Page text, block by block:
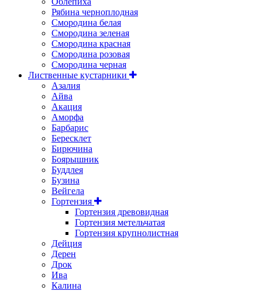
Рябина черноплодная
Смородина белая
Смородина зеленая
Смородина красная
Смородина розовая
Смородина черная
Лиственные кустарники
Азалия
Айва
Акация
Аморфа
Барбарис
Бересклет
Бирючина
Боярышник
Буддлея
Бузина
Вейгела
Гортензия
Гортензия древовидная
Гортензия метельчатая
Гортензия крупнолистная
Дейция
Дерен
Дрок
Ива
Калина